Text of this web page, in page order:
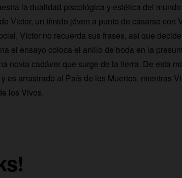
la dualidad piscológica y estética del
Victor, un tímido jóven a punto de casarse con
Víctor no recuerda sus frases, así que
el ensayo coloca el anillo de boda en la
novia cadáver que surge de la tierra. De esta
es arrastrado al País de los Muertos, mientras
los Vivos.